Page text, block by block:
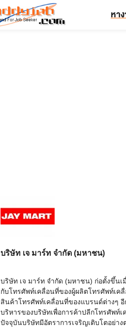
หา
บริษัท เจ มาร์ท จำกัด (มหาชน)
บริษัท เจ มาร์ท จํากัด (มหาชน) ก่อตั้งขึ้น
กับโทรศัพท์เคลื่อนที่ของผู้ผลิตโทรศัพท์เค
สินค้าโทรศัพท์เคลื่อนที่ของแบรนด์ต่างๆ
บริหารของบริษัทเพื่อการค้าปลีกโทรศัพท์
ปัจจุบันบริษัทมีอัตราการเจริญเติบโตอย่า